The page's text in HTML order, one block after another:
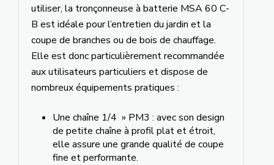
utiliser, la tronçonneuse à batterie MSA 60 C-
B est idéale pour l’entretien du jardin et la
coupe de branches ou de bois de chauffage.
Elle est donc particulièrement recommandée
aux utilisateurs particuliers et dispose de
nombreux équipements pratiques :
Une chaîne 1/4 » PM3 : avec son design
de petite chaîne à profil plat et étroit,
elle assure une grande qualité de coupe
fine et performante.